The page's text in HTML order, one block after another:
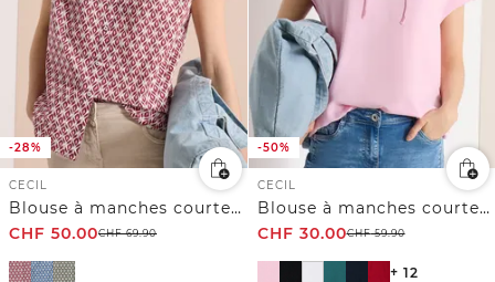
-28%
CECIL
Blouse à manches courtes avec imprimé minimal
CHF 50.00CHF69.90
-50%
CECIL
Blouse à manches courtes avec mélange de structures
CHF 30.00CHF59.90
+ 12